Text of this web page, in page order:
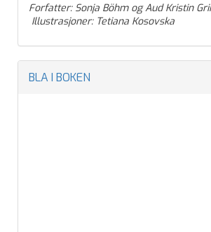
Forfatter: Sonja Böhm og Aud Kristin
Illustrasjoner: Tetiana Kosovska
BLA I BOKEN